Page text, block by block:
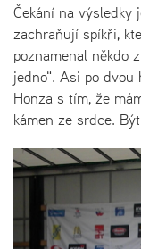
Čekání na výsledky
zachraňují spíkři,
poznamenal někdo
jedno". Asi po dvou
Honza s tím, že
kámen ze srdce.